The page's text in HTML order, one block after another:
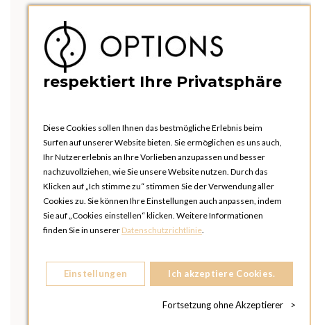
respektiert Ihre Privatsphäre
Diese Cookies sollen Ihnen das bestmögliche Erlebnis beim
Surfen auf unserer Website bieten. Sie ermöglichen es uns auch,
Ihr Nutzererlebnis an Ihre Vorlieben anzupassen und besser
nachzuvollziehen, wie Sie unsere Website nutzen. Durch das
Klicken auf „Ich stimme zu“ stimmen Sie der Verwendung aller
Cookies zu. Sie können Ihre Einstellungen auch anpassen, indem
Sie auf „Cookies einstellen“ klicken. Weitere Informationen
finden Sie in unserer Datenschutzrichtlinie.
Einstellungen Ich akzeptiere Cookies.
Fortsetzung ohne Akzeptierer >